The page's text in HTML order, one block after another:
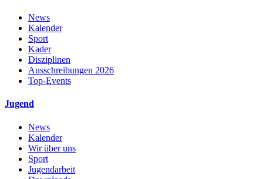
News
Kalender
Sport
Kader
Disziplinen
Ausschreibungen 2026
Top-Events
Jugend
News
Kalender
Wir über uns
Sport
Jugendarbeit